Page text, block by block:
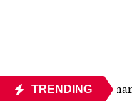
TRENDING
Panamá